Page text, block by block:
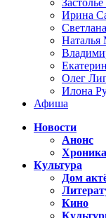
Ирина
Наталья
Олег
Илона
Афиша
Новости
Анонс
Хроника
Культура
Дом
Кино